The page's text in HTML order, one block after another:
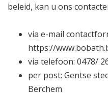
beleid, kan u ons
via e-mail
https://
via telefoon: 0478/
per post: Gentse
Berchem